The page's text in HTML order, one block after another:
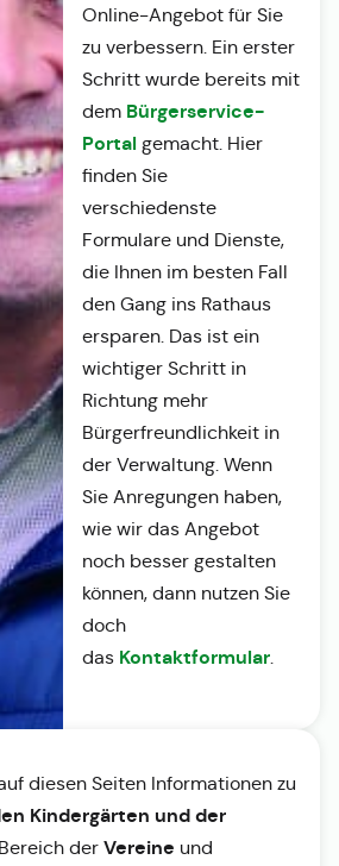
Online-Angebot für Sie
zu verbessern. Ein erster
Schritt wurde bereits mit
dem Bürgerservice-
Portalgemacht. Hier
finden Sie
verschiedenste
Formulare und Dienste,
die Ihnen im besten Fall
den Gang ins Rathaus
ersparen. Das ist ein
wichtiger Schritt in
Richtung mehr
Bürgerfreundlichkeit in
der Verwaltung. Wenn
Sie Anregungen haben,
wie wir das Angebot
noch besser gestalten
können, dann nutzen Sie
doch
das Kontaktformular.
diesen Seiten Informationen zu
Kindergärten und der
der Vereine und